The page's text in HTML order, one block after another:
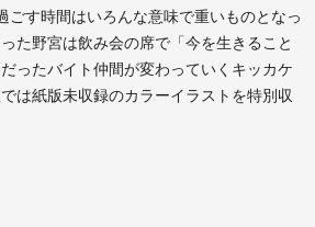
ごす時間はいろんな意味で重いものとなっ
た野宮は飲み会の席で「今を生きること
ったバイト仲間が変わっていくキッカケ
は紙版未収録のカラーイラストを特別収